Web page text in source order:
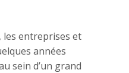
les entreprises et
années
sein d’un grand